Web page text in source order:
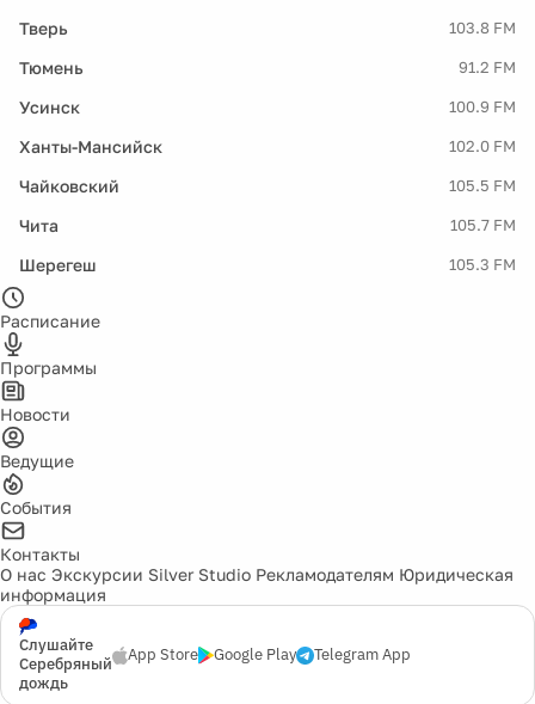
Тверь 103.8 FM
Тюмень 91.2 FM
Усинск 100.9 FM
Ханты-Мансийск 102.0 FM
Чайковский 105.5 FM
Чита 105.7 FM
Шерегеш 105.3 FM
Расписание
Программы
Новости
Ведущие
События
Контакты
О нас Экскурсии Silver Studio Рекламодателям Юридическая
информация
Слушайте
Серебряный
дождь
App Store Google Play Telegram App